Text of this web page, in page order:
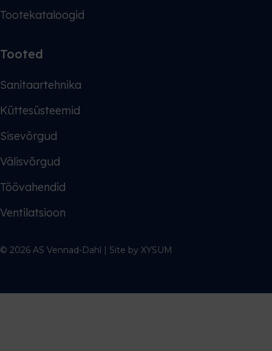
Tootekataloogid
Tooted
Sanitaartehnika
Küttesüsteemid
Sisevõrgud
Välisvõrgud
Töövahendid
Ventilatsioon
© 2026 AS Vennad-Dahl | Site by XYSUM